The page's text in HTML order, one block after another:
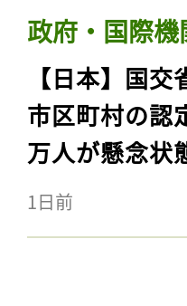
政府・国際機
【日本】国
市区町村の認
万人が懸念状
1日前